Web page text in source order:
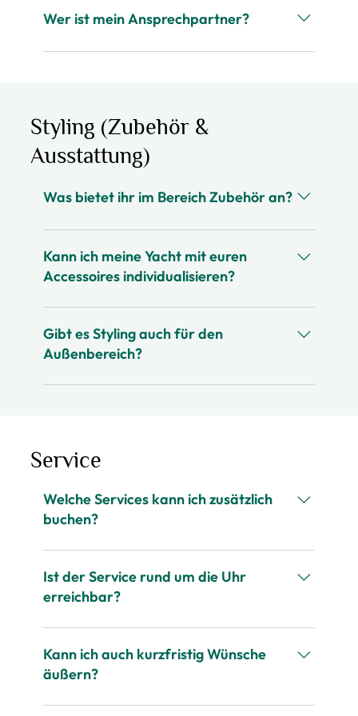
Chartermanagement – von der Positionierung
Ort.
Wer ist mein Ansprechpartner?
Jeder Kunden bekommt immer einen eigenen
Was bietet ihr im Bereich Zubehör an?
Hochwertige nautische Accessoires,
Sicherheitsequipment, clevere Bordlösungen
und alles, was das Bordleben schöner macht.
Kann ich meine Yacht mit euren
Accessoires individualisieren?
Sicher! Zusammen stellen wir passende Pakete
zusammen und sorgen für eine Ausstattung, die
genau den Anliegen der Kunden entspricht und
Gibt es Styling auch für den
Außenbereich?
Selbstverständlich. Von Folierung bis Teakdeck
Styling (Zubehör &
Ausstattung)
Welche Services kann ich zusätzlich
buchen?
Shuttleservice, Crew, Proviant, Organisation
von Events, medizinische Betreuung,
Restaurantempfehlungen und vieles mehr.
Ist der Service rund um die Uhr
erreichbar?
Ja. Unser Service kennt keine Uhrzeit. Wer uns
braucht, erreicht uns 24/7.
Kann ich auch kurzfristig Wünsche
äußern?
Absolut. Unser Team reagiert schnell,
Service